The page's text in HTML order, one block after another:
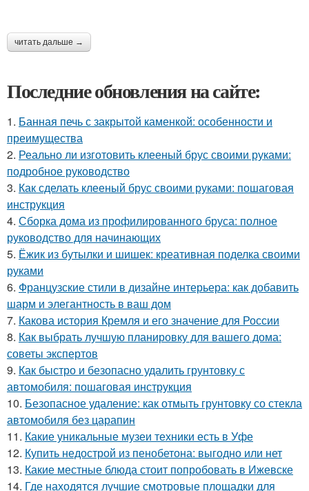
читать дальше →
Последние обновления на сайте:
1. Банная печь с закрытой каменкой: особенности и
преимущества
2. Реально ли изготовить клееный брус своими руками:
подробное руководство
3. Как сделать клееный брус своими руками: пошаговая
инструкция
4. Сборка дома из профилированного бруса: полное
руководство для начинающих
5. Ёжик из бутылки и шишек: креативная поделка своими
руками
6. Французские стили в дизайне интерьера: как добавить
шарм и элегантность в ваш дом
7. Какова история Кремля и его значение для России
8. Как выбрать лучшую планировку для вашего дома:
советы экспертов
9. Как быстро и безопасно удалить грунтовку с
автомобиля: пошаговая инструкция
10. Безопасное удаление: как отмыть грунтовку со стекла
автомобиля без царапин
11. Какие уникальные музеи техники есть в Уфе
12. Купить недострой из пенобетона: выгодно или нет
13. Какие местные блюда стоит попробовать в Ижевске
14. Где находятся лучшие смотровые площадки для